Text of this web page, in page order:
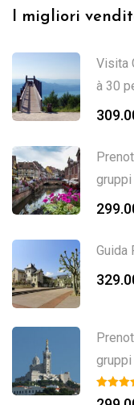
I migliori
Visita
à 30
Guida